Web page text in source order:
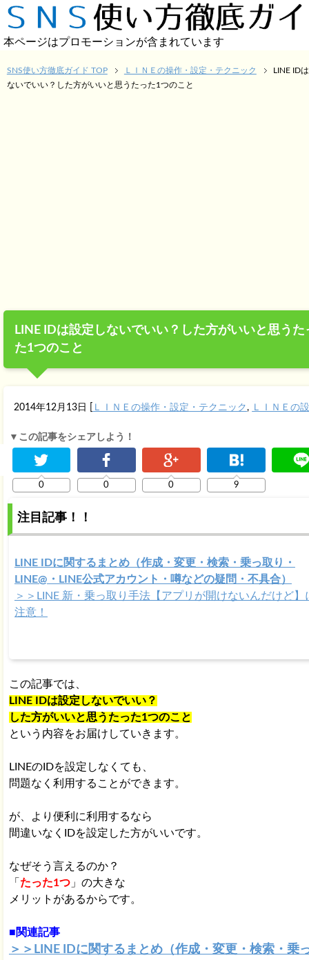
本ページはプロモーションが含まれています
SNS使い方徹底ガイド TOP ＬＩＮＥの操作・設定・テクニック
LINE ID
ないでいい？した方がいいと思うたった1つのこと
LINE IDは設定しないでいい？した方がいいと思うた
た1つのこと
2014年12月13日 ＬＩＮＥの操作・設定・テクニック , ＬＩＮＥの
▼この記事をシェアしよう！
0 0 0 9
注目記事！！
LINE IDに関するまとめ（作成・変更・検索・乗っ取り・
LINE@・LINE公式アカウント・噂などの疑問・不具合）
＞＞LINE 新・乗っ取り手法【アプリが開けないんだけど】
注意！
この記事では、
LINE IDは設定しないでいい？
した方がいいと思うたった1つのこと
という内容をお届けしていきます。
LINEのIDを設定しなくても、
問題なく利用することができます。
が、より便利に利用するなら
間違いなくIDを設定した方がいいです。
なぜそう言えるのか？
「 たった1つ」の大きな
メリットがあるからです。
■関連記事
＞＞LINE IDに関するまとめ（作成・変更・検索・乗